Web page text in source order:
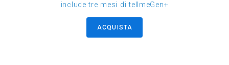
include tre mesi di tellmeGen+
ACQUISTA